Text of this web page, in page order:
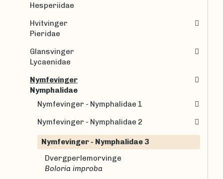
Hesperiidae
Hvitvinger
Pieridae
Glansvinger
Lycaenidae
Nymfevinger
Nymphalidae
Nymfevinger - Nymphalidae 1
Nymfevinger - Nymphalidae 2
Nymfevinger - Nymphalidae 3
Dvergperlemorvinge
Boloria improba